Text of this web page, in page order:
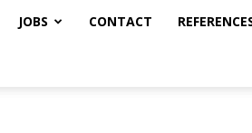
JOBS CONTACT